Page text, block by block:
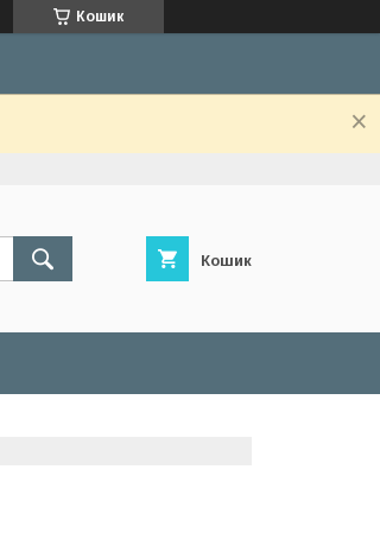
Кошик
Кошик